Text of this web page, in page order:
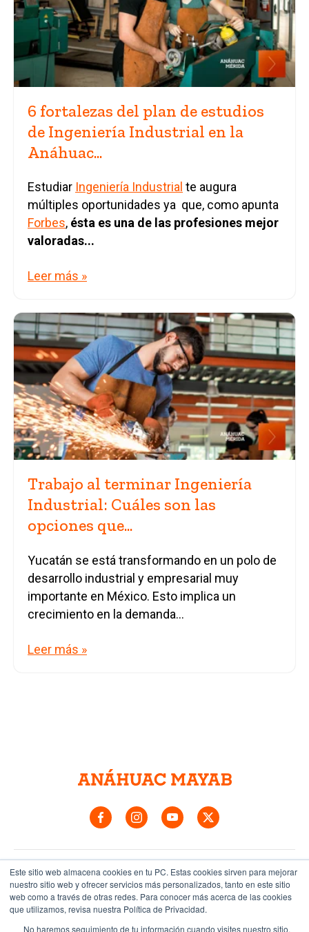
Este sitio web almacena cookies en tu PC. Estas cookies sirven para mejorar
nuestro sitio web y ofrecer servicios más personalizados, tanto en este sitio
web como a través de otras redes. Para conocer más acerca de las cookies
que utilizamos, revisa nuestra Política de Privacidad.
No haremos seguimiento de tu información cuando visites nuestro sitio.
6 fortalezas del plan de estudios
de Ingeniería Industrial en la
Anáhuac...
Estudiar Ingeniería Industrial te augura
múltiples oportunidades ya que, como apunta
Forbes, ésta es una de las profesiones mejor
valoradas...
Leer más »
Trabajo al terminar Ingeniería
Industrial: Cuáles son las
opciones que...
Yucatán se está transformando en un polo de
desarrollo industrial y empresarial muy
importante en México. Esto implica un
crecimiento en la demanda...
Leer más »
Asesores preuniversitarios
Contáctalos